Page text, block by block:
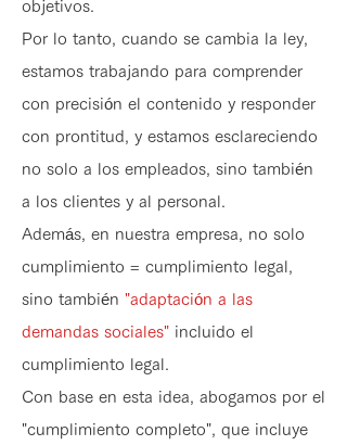
objetivos.
Por lo tanto, cuando se cambia la ley,
estamos trabajando para comprender
con precisión el contenido y responder
con prontitud, y estamos esclareciendo
no solo a los empleados, sino también
a los clientes y al personal.
Además, en nuestra empresa, no solo
cumplimiento = cumplimiento legal,
sino también "adaptación a las
demandas sociales" incluido el
cumplimiento legal.
Con base en esta idea, abogamos por el
"cumplimiento completo", que incluye